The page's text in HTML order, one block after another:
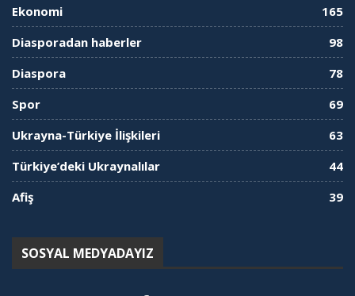
Ekonomi
165
Diasporadan haberler
98
Diaspora
78
Spor
69
Ukrayna-Türkiye İlişkileri
63
Türkiye’deki Ukraynalılar
44
Afiş
39
SOSYAL MEDYADAYIZ